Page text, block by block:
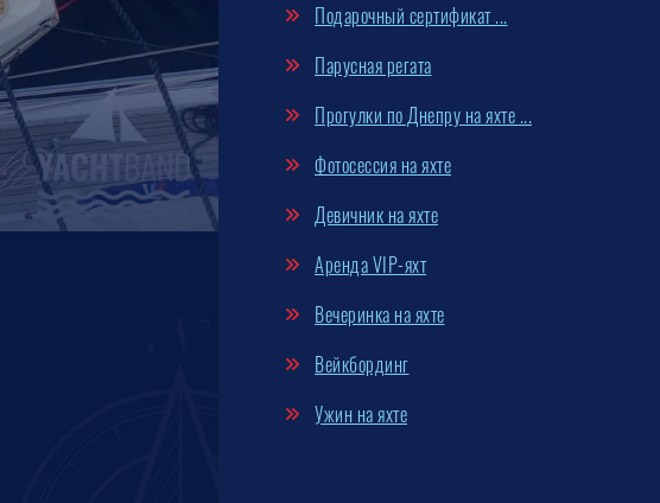
Подарочный сертификат ...
Парусная регата
Прогулки по Днепру на яхте ...
Фотосессия на яхте
Девичник на яхте
Аренда VIP-яхт
Вечеринка на яхте
Вейкбординг
Ужин на яхте